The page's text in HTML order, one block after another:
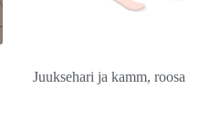
Juuksehari ja kamm, roosa